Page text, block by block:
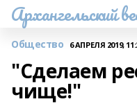
Архангельский
Общество 6 АПРЕЛЯ 2019,
"Сделаем
чище!"